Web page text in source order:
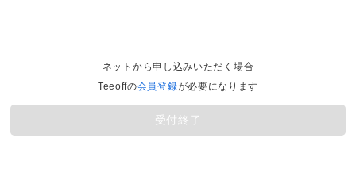
ネットから申し込みいただく場合
Teeoffの会員登録が必要になります
受付終了